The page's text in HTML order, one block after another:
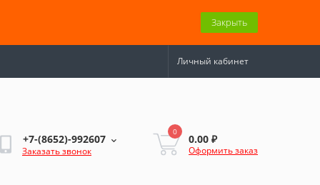
Закрыть
Личный кабинет
+7-(8652)-992607
Заказать звонок
0
0.00 ₽
Оформить заказ